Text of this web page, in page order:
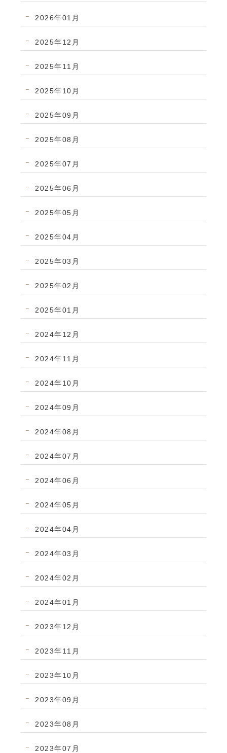
2026年01月
2025年12月
2025年11月
2025年10月
2025年09月
2025年08月
2025年07月
2025年06月
2025年05月
2025年04月
2025年03月
2025年02月
2025年01月
2024年12月
2024年11月
2024年10月
2024年09月
2024年08月
2024年07月
2024年06月
2024年05月
2024年04月
2024年03月
2024年02月
2024年01月
2023年12月
2023年11月
2023年10月
2023年09月
2023年08月
2023年07月